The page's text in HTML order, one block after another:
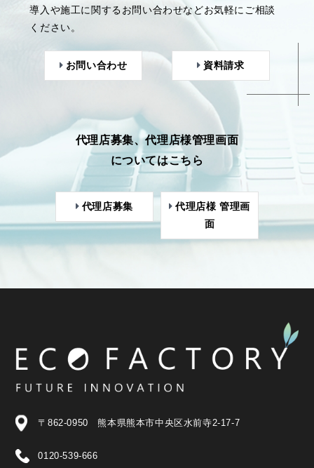
導入や施工に関するお問い合わせなどお気軽にご相談
ください。
お問い合わせ 資料請求
代理店募集、代理店様管理画面
についてはこちら
代理店募集
代理店様 管理画
面
〒862-0950 熊本県熊本市中央区水前寺2-17-7
0120-539-666